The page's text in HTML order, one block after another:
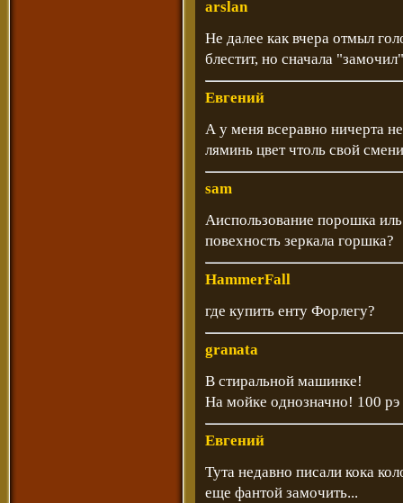
arslan
Не далее как вчера отмыл
блестит, но сначала
Евгений
А у меня всеравно ничерта
ляминь цвет чтоль свой
sam
Аиспользование порошка
повехность зеркала горшка?
HammerFall
где купить енту Форлегу?
granata
В стиральной машинке!
На мойке однозначно! 100
Евгений
Тута недавно писали кока
еще фантой замочить...